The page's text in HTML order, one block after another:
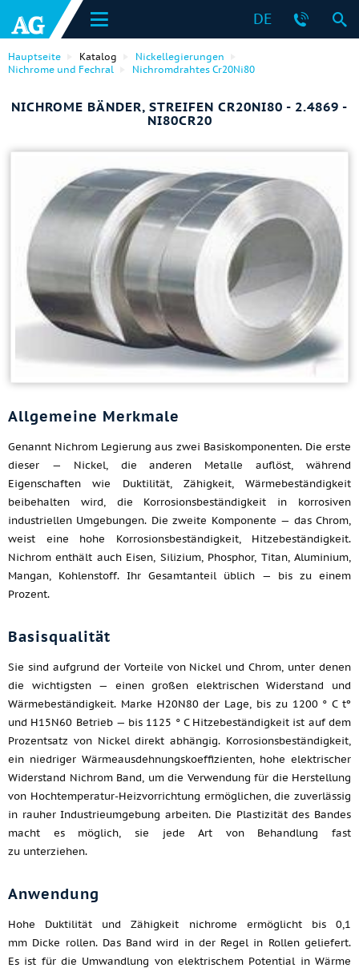
DE
Hauptseite Katalog
Nickellegierungen
Nichrome und Fechral
Nichromdrahtes Cr20Ni80
NICHROME BÄNDER, STREIFEN CR20NI80 - 2.4869 -
NI80CR20
Allgemeine Merkmale
Genannt Nichrom Legierung aus zwei Basiskomponenten. Die erste
dieser — Nickel, die anderen Metalle auflöst, während
Eigenschaften wie Duktilität, Zähigkeit, Wärmebeständigkeit
beibehalten wird, die Korrosionsbeständigkeit in korrosiven
industriellen Umgebungen. Die zweite Komponente — das Chrom,
weist eine hohe Korrosionsbeständigkeit, Hitzebeständigkeit.
Nichrom enthält auch Eisen, Silizium, Phosphor, Titan, Aluminium,
Mangan, Kohlenstoff. Ihr Gesamtanteil üblich — bis zu einem
Prozent.
Basisqualität
Sie sind aufgrund der Vorteile von Nickel und Chrom, unter denen
die wichtigsten — einen großen elektrischen Widerstand und
Wärmebeständigkeit. Marke H20N80 der Lage, bis zu 1200 ° C tº
und H15N60 Betrieb — bis 1125 ° C Hitzebeständigkeit ist auf dem
Prozentsatz von Nickel direkt abhängig. Korrosionsbeständigkeit,
ein niedriger Wärmeausdehnungskoeffizienten, hohe elektrischer
Widerstand Nichrom Band, um die Verwendung für die Herstellung
von Hochtemperatur-Heizvorrichtung ermöglichen, die zuverlässig
in rauher Industrieumgebung arbeiten. Die Plastizität des Bandes
macht es möglich, sie jede Art von Behandlung fast
zu unterziehen.
Anwendung
Hohe Duktilität und Zähigkeit nichrome ermöglicht bis 0,1
mm Dicke rollen. Das Band wird in der Regel in Rollen geliefert.
Es ist für die Umwandlung von elektrischem Potential in Wärme